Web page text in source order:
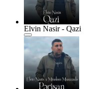
Elvin Nasir - Qazi